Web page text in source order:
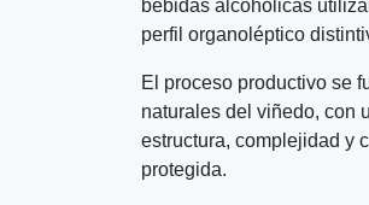
bebidas alcohólicas
perfil organoléptico
El proceso productivo se
naturales del viñedo, con
estructura, complejidad y
protegida.